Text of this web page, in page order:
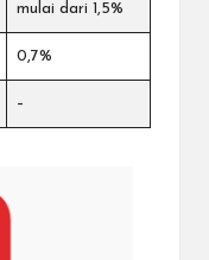
mulai dari 1,5%
0,7%
–